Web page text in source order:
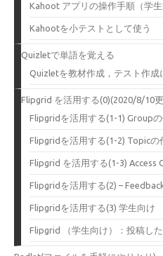
Kahoot アプリの操作手順（学生
Kahootを小テストとして使う
Quizletで単語を覚える
Quizletを教材作成，テスト作成
Flipgrid を活用する(0)(2020/8/10
Flipgridを活用する(1-1) Group
Flipgridを活用する(1-2) Topicの
Flipgrid を活用する(1-3) Access
Flipgridを活用する(2) –
Flipgridを活用する(3) 学生向け
Flipgrid （学生向け）：投稿し